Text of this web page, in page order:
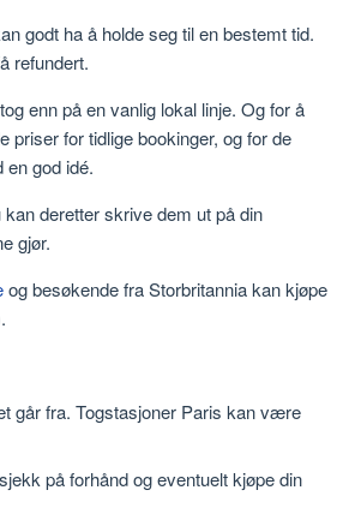
godt ha å holde seg til en bestemt tid.
refundert.
enn på en vanlig lokal linje. Og for å
priser for tidlige bookinger, og for de
god idé.
deretter skrive dem ut på din
gjør.
og besøkende fra Storbritannia kan kjøpe
går fra. Togstasjoner Paris kan være
på forhånd og eventuelt kjøpe din